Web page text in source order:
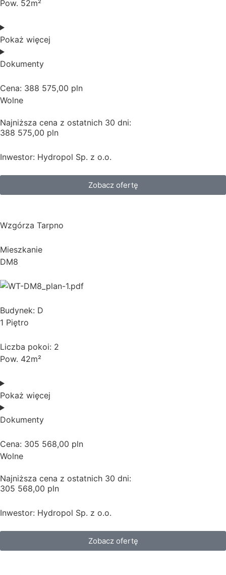
Pow. 52m²
Pokaż więcej
Dokumenty
Cena: 388 575,00 pln
Wolne
Najniższa cena z ostatnich 30 dni:
388 575,00 pln
Inwestor: Hydropol Sp. z o.o.
Zobacz ofertę
Wzgórza Tarpno
Mieszkanie
DM8
Budynek: D
1 Piętro
Liczba pokoi: 2
Pow. 42m²
Pokaż więcej
Dokumenty
Cena: 305 568,00 pln
Wolne
Najniższa cena z ostatnich 30 dni:
305 568,00 pln
Inwestor: Hydropol Sp. z o.o.
Zobacz ofertę